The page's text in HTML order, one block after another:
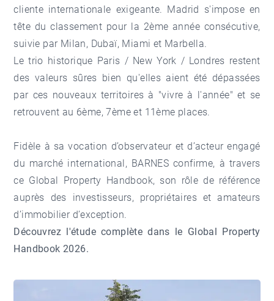
cliente internationale exigeante. Madrid s'impose en
tête du classement pour la 2ème année consécutive,
suivie par Milan, Dubaï, Miami et Marbella.
Le trio historique Paris / New York / Londres restent
des valeurs sûres bien qu'elles aient été dépassées
par ces nouveaux territoires à "vivre à l'année" et se
retrouvent au 6ème, 7ème et 11ème places.
Fidèle à sa vocation d’observateur et d’acteur engagé
du marché international, BARNES confirme, à travers
ce Global Property Handbook, son rôle de référence
auprès des investisseurs, propriétaires et amateurs
d’immobilier d’exception.
Découvrez l'étude complète dans le Global Property
Handbook 2026.